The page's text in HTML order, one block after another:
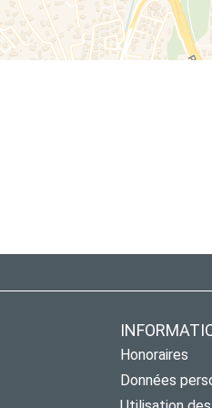
Honoraires
Données